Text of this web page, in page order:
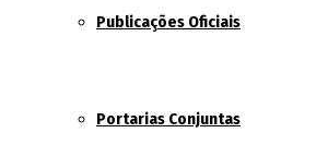
Publicações Oficiais
Portarias Conjuntas